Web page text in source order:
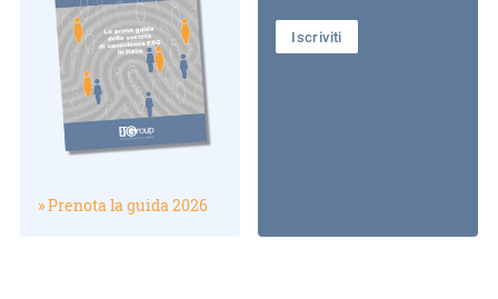
» Prenota la guida 2026
Iscriviti